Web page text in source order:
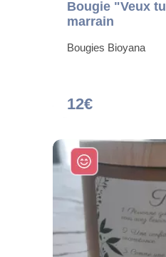
Bougie "Veux
marrain
Bougies Bioyana
12€